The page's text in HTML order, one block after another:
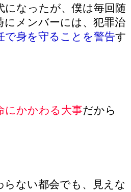
になったが、僕は毎回随
にメンバーには、犯罪治
で身を守ることを警告す
にかかわる大事だから
らない都会でも、見えな